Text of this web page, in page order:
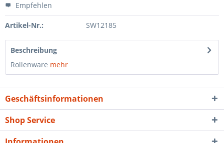
Empfehlen
Artikel-Nr.: SW12185
Beschreibung
Rollenware mehr
Geschäftsinformationen
Shop Service